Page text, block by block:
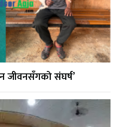
जीवनसँगको संघर्ष’